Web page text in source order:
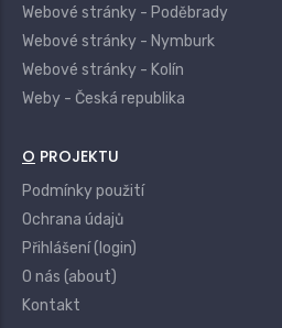
Webové stránky - Poděbrady
Webové stránky - Nymburk
Webové stránky - Kolín
Weby - Česká republika
O PROJEKTU
Podmínky použití
Ochrana údajů
Přihlášení (login)
O nás (about)
Kontakt